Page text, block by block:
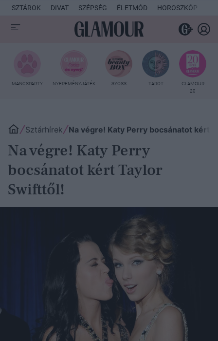
SZTÁROK DIVAT SZÉPSÉG ÉLETMÓD HOROSZKÓP
MANCSPARTY NYEREMÉNYJÁTÉK SYOSS TAROT
GLAMOUR
20
Sztárhírek Na végre! Katy Perry bocsánatot kért
Na végre! Katy Perry
bocsánatot kért Taylor
Swifttől!